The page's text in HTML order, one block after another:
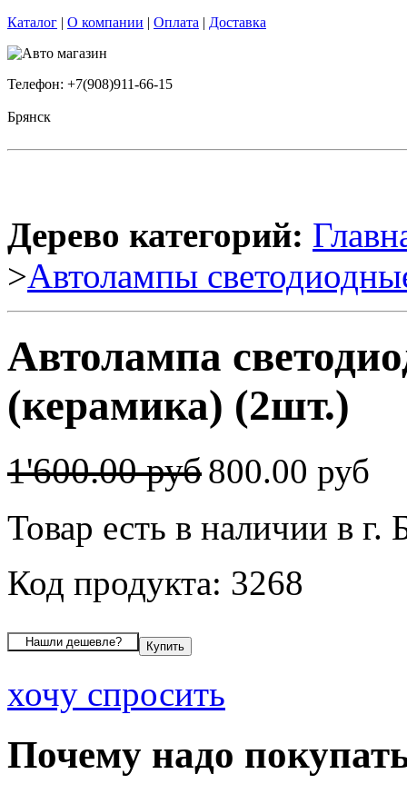
Каталог | О компании | Оплата | Доставка
Телефон: +7(908)911-66-15
Брянск
Дерево категорий:
>Автолампы
Автолампа
(керамика) (2шт.)
1'600.00 руб800.00 руб
Товар есть в наличии в г.
Код продукта: 3268
хочу спросить
Почему надо